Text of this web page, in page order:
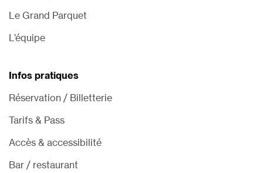
Le Grand Parquet
L’équipe
Infos pratiques
Réservation / Billetterie
Tarifs & Pass
Accès & accessibilité
Bar / restaurant